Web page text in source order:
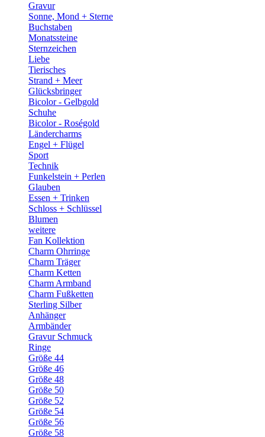
Gravur
Sonne, Mond + Sterne
Buchstaben
Monatssteine
Sternzeichen
Liebe
Tierisches
Strand + Meer
Glücksbringer
Bicolor - Gelbgold
Schuhe
Bicolor - Roségold
Ländercharms
Engel + Flügel
Sport
Technik
Funkelstein + Perlen
Glauben
Essen + Trinken
Schloss + Schlüssel
Blumen
weitere
Fan Kollektion
Charm Ohrringe
Charm Träger
Charm Ketten
Charm Armband
Charm Fußketten
Sterling Silber
Anhänger
Armbänder
Gravur Schmuck
Ringe
Größe 44
Größe 46
Größe 48
Größe 50
Größe 52
Größe 54
Größe 56
Größe 58